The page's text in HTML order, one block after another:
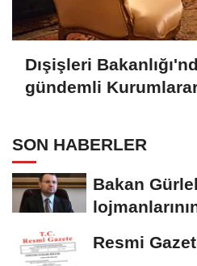
Dışişleri
gündemli
SON HABERLER
Bakan
Resmi